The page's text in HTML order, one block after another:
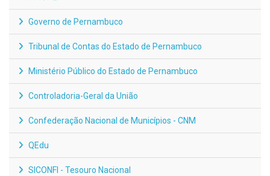
Governo de Pernambuco
Tribunal de Contas do Estado de Pernambuco
Ministério Público do Estado de Pernambuco
Controladoria-Geral da União
Confederação Nacional de Municípios - CNM
QEdu
SICONFI - Tesouro Nacional